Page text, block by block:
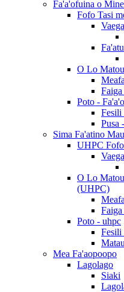
Fa'a'ofuina o
Fofo Tasi
O Lo
Poto -
Fesili
Pusa
Sima Fa'atino
UHPC
O Lo
(UHPC)
Poto - uhpc
Fesili
Mea Fa'aopoopo
Lagolago
Siaki